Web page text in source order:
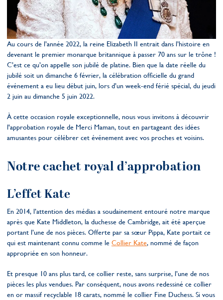
Au cours de l’année 2022, la reine Elizabeth II entrait dans l’histoire en
devenant le premier monarque britannique à passer 70 ans sur le trône !
C’est ce qu’on appelle son jubilé de platine. Bien que la date réelle du
jubilé soit un dimanche 6 février, la célébration officielle du grand
événement a eu lieu début juin, lors d’un week-end férié spécial, du jeudi
2 juin au dimanche 5 juin 2022.
À cette occasion royale exceptionnelle, nous vous invitons à découvrir
l'approbation royale de Merci Maman, tout en partageant des idées
amusantes pour célébrer cet événement avec vos proches et voisins.
Notre cachet royal d’approbation
L’effet Kate
En 2014, l’attention des médias a soudainement entouré notre marque
après que Kate Middleton, la duchesse de Cambridge, ait été aperçue
portant l’une de nos pièces. Offerte par sa sœur Pippa, Kate portait ce
qui est maintenant connu comme le Collier Kate, nommé de façon
appropriée en son honneur.
Et presque 10 ans plus tard, ce collier reste, sans surprise, l’une de nos
pièces les plus vendues. Par conséquent, nous avons redessiné ce collier
en or massif recyclable 18 carats, nommé le collier Fine Duchess. Si vous